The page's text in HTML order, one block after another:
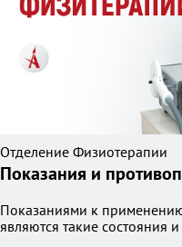
Отделение Физиотерапии
Показания и
Показаниями к
являются такие состояния